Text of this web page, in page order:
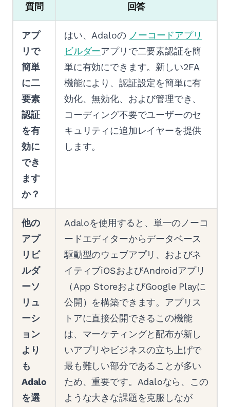
質問 回答
アプ
リで
簡単
に二
要素
認証
を有
効に
でき
ます
か？
はい、Adaloの ノーコードアプリ
ビルダーアプリで二要素認証を簡
単に有効にできます。新しい2FA
機能により、認証設定を簡単に有
効化、無効化、および管理でき、
コーディング不要でユーザーのセ
キュリティに追加レイヤーを提供
します。
他の
アプ
リビ
ルダ
ーソ
リュ
ーシ
ョン
より
も
Adalo
を選
Adaloを使用すると、単一のノーコ
ードエディターからデータベース
駆動型のウェブアプリ、およびネ
イティブiOSおよびAndroidアプリ
（App StoreおよびGoogle Playに
公開）を構築できます。アプリス
トアに直接公開できるこの機能
は、マーケティングと配布が新し
いアプリやビジネスの立ち上げで
最も難しい部分であることが多い
ため、重要です。Adaloなら、この
ような大きな課題を克服しなが